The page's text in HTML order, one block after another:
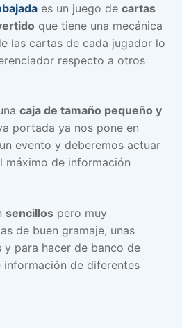
es un juego de cartas
que tiene una mecánica
las cartas de cada jugador lo
respecto a otros
caja de tamaño pequeño y
portada ya nos pone en
evento y deberemos actuar
máximo de información
sencillos pero muy
de buen gramaje, unas
y para hacer de banco de
de diferentes